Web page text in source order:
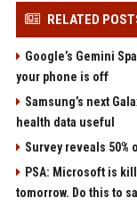
RELATED
Google’s Gemini
your phone is off
Samsung’s next
health data useful
Survey reveals 50%
PSA: Microsoft is
tomorrow. Do this to